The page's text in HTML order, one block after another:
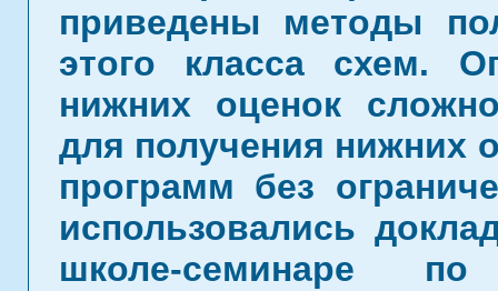
приведены методы
этого класса схем.
нижних оценок
для получения нижних
программ без
использовались
школе-семинаре